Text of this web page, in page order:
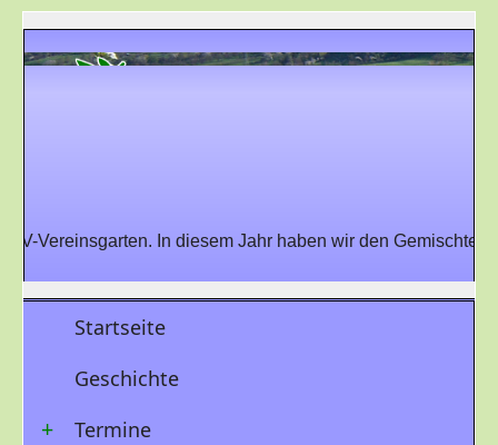
Vereinsgarten. In diesem Jahr haben wir den
Startseite
Geschichte
Termine